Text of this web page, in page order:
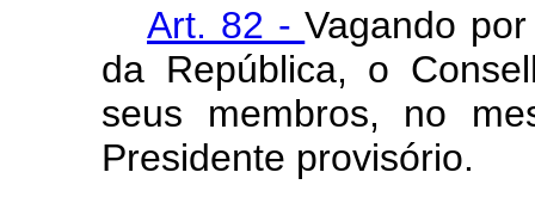
Art. 82 -Vagando
da República, o
seus membros, no
Presidente provisório.